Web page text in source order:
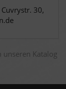
30,
Katalog